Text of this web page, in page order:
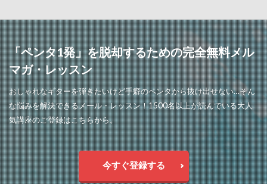
「ペンタ1発」を脱却するための完全無料メル
マガ・レッスン
おしゃれなギターを弾きたいけど手癖のペンタから抜け出せない…そん
な悩みを解決できるメール・レッスン！1500名以上が読んでいる大人
気講座のご登録はこちらから。
今すぐ登録する